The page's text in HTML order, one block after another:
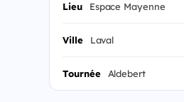
Lieu Espace Mayenne
Ville Laval
Tournée Aldebert